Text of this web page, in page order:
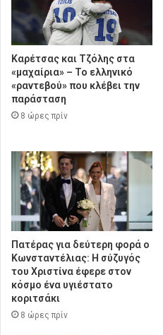
Καρέτσας και Τζόλης στα
«μαχαίρια» – Το ελληνικό
«ραντεβού» που κλέβει την
παράσταση
8 ώρες πρίν
Πατέρας για δεύτερη φορά ο
Κωνσταντέλιας: Η σύζυγός
του Χριστίνα έφερε στον
κόσμο ένα υγιέστατο
κοριτσάκι
8 ώρες πρίν